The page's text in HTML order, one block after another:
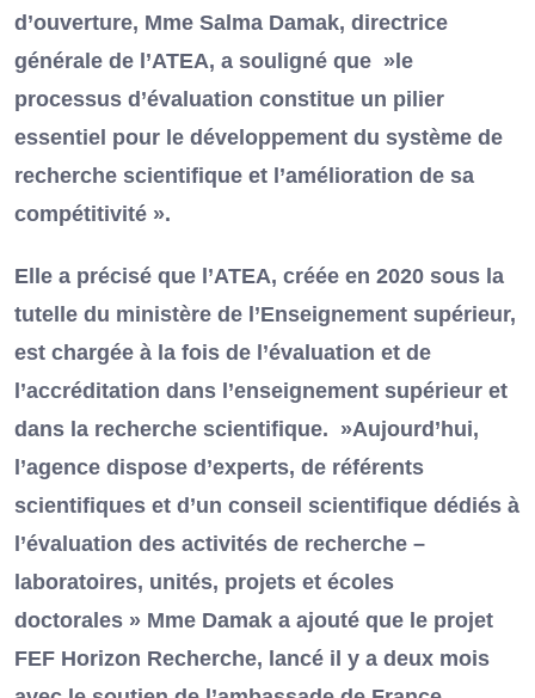
d’ouverture, Mme Salma Damak, directrice
générale de l’ATEA, a souligné que »le
processus d’évaluation constitue un pilier
essentiel pour le développement du système de
recherche scientifique et l’amélioration de sa
compétitivité ».
Elle a précisé que l’ATEA, créée en 2020 sous la
tutelle du ministère de l’Enseignement supérieur,
est chargée à la fois de l’évaluation et de
l’accréditation dans l’enseignement supérieur et
dans la recherche scientifique. »Aujourd’hui,
l’agence dispose d’experts, de référents
scientifiques et d’un conseil scientifique dédiés à
l’évaluation des activités de recherche –
laboratoires, unités, projets et écoles
doctorales » Mme Damak a ajouté que le projet
FEF Horizon Recherche, lancé il y a deux mois